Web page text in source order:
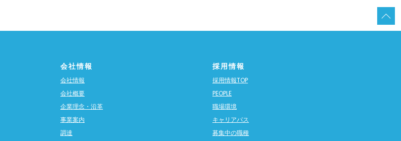
会社情報
会社情報
会社概要
企業理念・沿革
事業案内
調達
採用情報
採用情報TOP
PEOPLE
職場環境
キャリアパス
募集中の職種